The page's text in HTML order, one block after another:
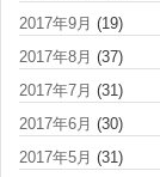
2017年9月 (19)
2017年8月 (37)
2017年7月 (31)
2017年6月 (30)
2017年5月 (31)